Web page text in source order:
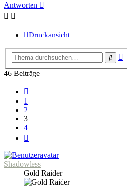
Antworten
Druckansicht
Suche
46 Beiträge
1
2
3
4
Shadowless
Gold Raider